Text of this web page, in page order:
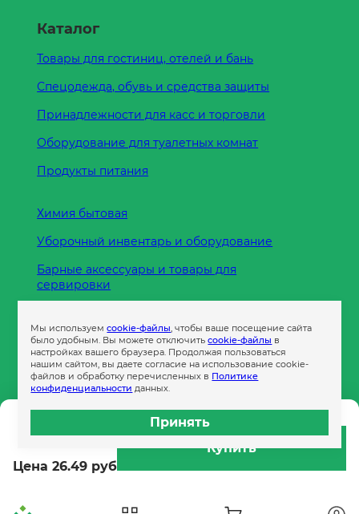
Цена 26.49 руб
Купить
Каталог
Товары для гостиниц, отелей и бань
Спецодежда, обувь и средства защиты
Принадлежности для касс и торговли
Оборудование для туалетных комнат
Продукты питания
Химия бытовая
Уборочный инвентарь и оборудование
Барные аксессуары и товары для
сервировки
Пленка
Пакеты и сумки
Контейнеры
Бумага офисная
Гигиеническая продукция
Мы используемcookie-файлы, чтобы ваше посещение сайта
было удобным. Вы можете отключитьcookie-файлы в
настройках вашего браузера. Продолжая пользоваться
нашим сайтом, вы даете согласие на использование cookie-
файлов и обработку перечисленных в Политике
конфиденциальности данных.
Принять